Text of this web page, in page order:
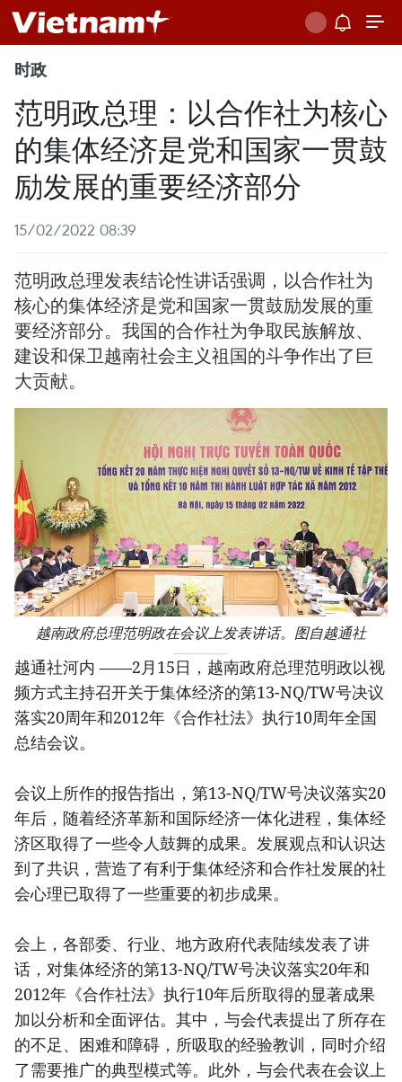
时政
范明政总理：以合作社为核心
的集体经济是党和国家一贯鼓
励发展的重要经济部分
15/02/2022 08:39
范明政总理发表结论性讲话强调，以合作社为
核心的集体经济是党和国家一贯鼓励发展的重
要经济部分。我国的合作社为争取民族解放、
建设和保卫越南社会主义祖国的斗争作出了巨
大贡献。
越南政府总理范明政在会议上发表讲话。图自越通社
越通社河内 ——2月15日，越南政府总理范明政以视
频方式主持召开关于集体经济的第13-NQ/TW号决议
落实20周年和2012年《合作社法》执行10周年全国
总结会议。
会议上所作的报告指出，第13-NQ/TW号决议落实20
年后，随着经济革新和国际经济一体化进程，集体经
济区取得了一些令人鼓舞的成果。发展观点和认识达
到了共识，营造了有利于集体经济和合作社发展的社
会心理已取得了一些重要的初步成果。
会上，各部委、行业、地方政府代表陆续发表了讲
话，对集体经济的第13-NQ/TW号决议落实20年和
2012年《合作社法》执行10年后所取得的显著成果
加以分析和全面评估。其中，与会代表提出了所存在
的不足、困难和障碍，所吸取的经验教训，同时介绍
了需要推广的典型模式等。此外，与会代表在会议上